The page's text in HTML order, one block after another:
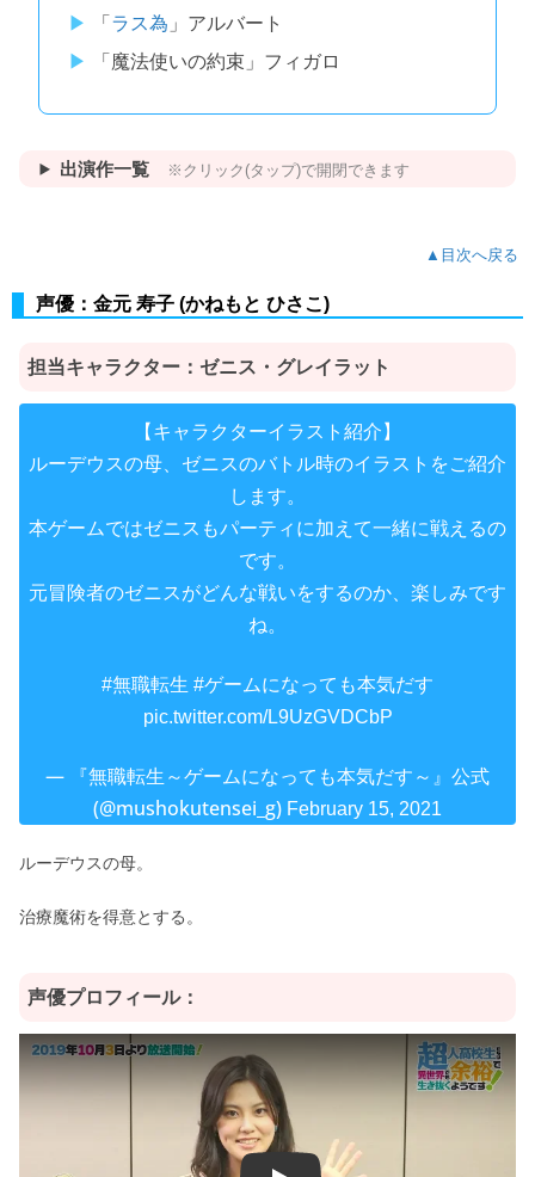
「 ラス為 」アルバート
「魔法使いの約束」フィガロ
出演作一覧 ※クリック(タップ)で開閉できます
▲目次へ戻る
声優：金元 寿子 (かねもと ひさこ)
担当キャラクター： ゼニス・グレイラット
【キャラクターイラスト紹介】
ルーデウスの母、ゼニスのバトル時のイラストをご紹介
します。
本ゲームではゼニスもパーティに加えて一緒に戦えるの
です。
元冒険者のゼニスがどんな戦いをするのか、楽しみです
ね。
#無職転生 #ゲームになっても本気だす
pic.twitter.com/L9UzGVDCbP
— 『無職転生～ゲームになっても本気だす～』公式
(@mushokutensei_g) February 15, 2021
ルーデウスの母。
治療魔術を得意とする。
声優プロフィール：